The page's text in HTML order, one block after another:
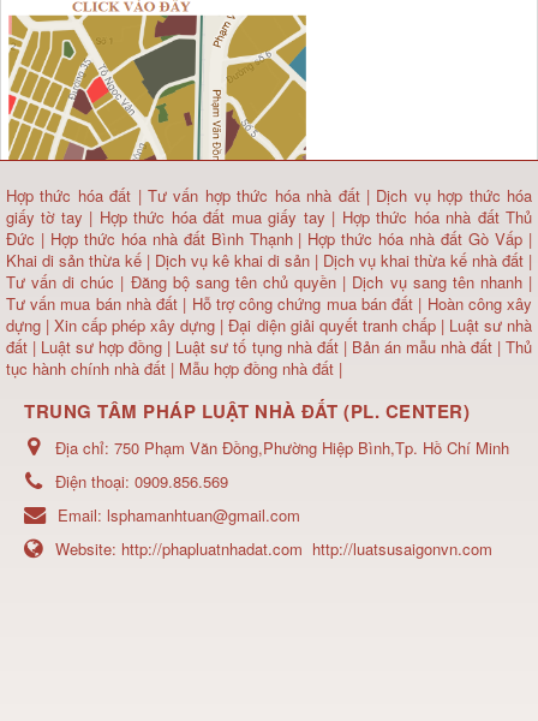
Hợp thức hóa đất |Tư vấn hợp thức hóa nhà đất| Dịch vụ hợp thức hóa
giấy tờ tay | Hợp thức hóa đất mua giấy tay | Hợp thức hóa nhà đất Thủ
Đức | Hợp thức hóa nhà đất Bình Thạnh | Hợp thức hóa nhà đất Gò Vấp |
Khai di sản thừa kế | Dịch vụ kê khai di sản | Dịch vụ khai thừa kế nhà đất |
Tư vấn di chúc | Đăng bộ sang tên chủ quyền | Dịch vụ sang tên nhanh |
Tư vấn mua bán nhà đất | Hỗ trợ công chứng mua bán đất | Hoàn công xây
dựng | Xin cấp phép xây dựng |Đại diện giải quyết tranh chấp | Luật sư nhà
đất | Luật sư hợp đồng | Luật sư tố tụng nhà đất | Bản án mẫu nhà đất|Thủ
tục hành chính nhà đất | Mẫu hợp đồng nhà đất |
TRUNG TÂM PHÁP LUẬT NHÀ ĐẤT (PL. CENTER)
Địa chỉ: 750 Phạm Văn Đồng,Phường Hiệp Bình,Tp. Hồ Chí Minh
Điện thoại: 0909.856.569
Email: lsphamanhtuan@gmail.com
Website: http://phapluatnhadat.com http://luatsusaigonvn.com